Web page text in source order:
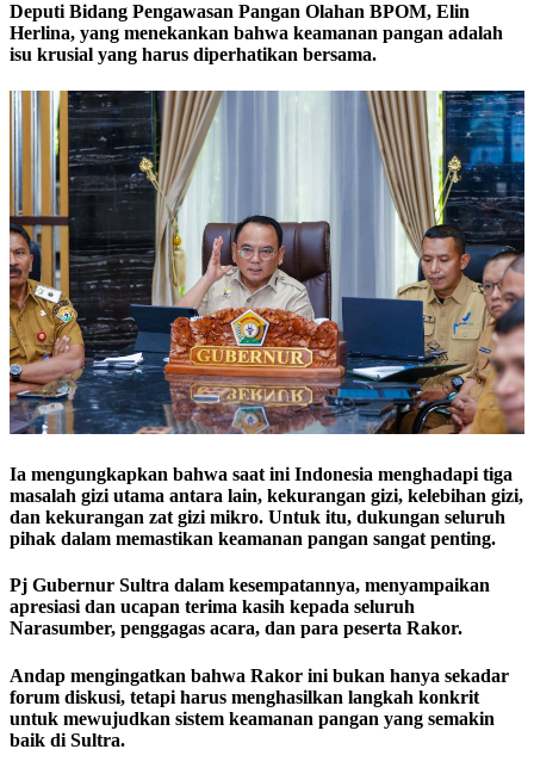
Deputi Bidang Pengawasan Pangan Olahan BPOM, Elin
Herlina, yang menekankan bahwa keamanan pangan adalah
isu krusial yang harus diperhatikan bersama.
Ia mengungkapkan bahwa saat ini Indonesia menghadapi tiga
masalah gizi utama antara lain, kekurangan gizi, kelebihan gizi,
dan kekurangan zat gizi mikro. Untuk itu, dukungan seluruh
pihak dalam memastikan keamanan pangan sangat penting.
Pj Gubernur Sultra dalam kesempatannya, menyampaikan
apresiasi dan ucapan terima kasih kepada seluruh
Narasumber, penggagas acara, dan para peserta Rakor.
Andap mengingatkan bahwa Rakor ini bukan hanya sekadar
forum diskusi, tetapi harus menghasilkan langkah konkrit
untuk mewujudkan sistem keamanan pangan yang semakin
baik di Sultra.